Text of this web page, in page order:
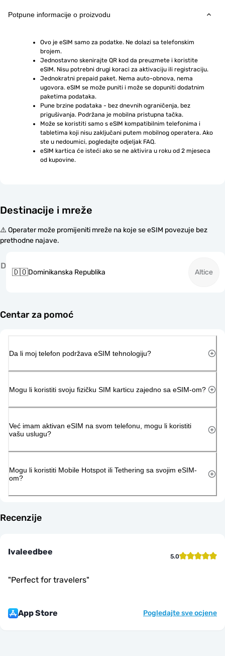
Potpune informacije o proizvodu
Ovo je eSIM samo za podatke. Ne dolazi sa telefonskim
brojem.
Jednostavno skenirajte QR kod da preuzmete i koristite
eSIM. Nisu potrebni drugi koraci za aktivaciju ili registraciju.
Jednokratni prepaid paket. Nema auto-obnova, nema
ugovora. eSIM se može puniti i može se dopuniti dodatnim
paketima podataka.
Pune brzine podataka - bez dnevnih ograničenja, bez
prigušivanja. Podržana je mobilna pristupna tačka.
Može se koristiti samo s eSIM kompatibilnim telefonima i
tabletima koji nisu zaključani putem mobilnog operatera. Ako
ste u nedoumici, pogledajte odjeljak FAQ.
eSIM kartica će isteći ako se ne aktivira u roku od 2 mjeseca
od kupovine.
Destinacije i mreže
⚠️ Operater može promijeniti mreže na koje se eSIM povezuje bez
prethodne najave.
D
🇩🇴Dominikanska Republika Altice
Centar za pomoć
Da li moj telefon podržava eSIM tehnologiju?
Mogu li koristiti svoju fizičku SIM karticu zajedno sa eSIM-om?
Već imam aktivan eSIM na svom telefonu, mogu li koristiti
vašu uslugu?
Mogu li koristiti Mobile Hotspot ili Tethering sa svojim eSIM-
om?
Recenzije
Ivaleedbee 5.0
"Perfect for travelers"
App Store Pogledajte sve ocjene